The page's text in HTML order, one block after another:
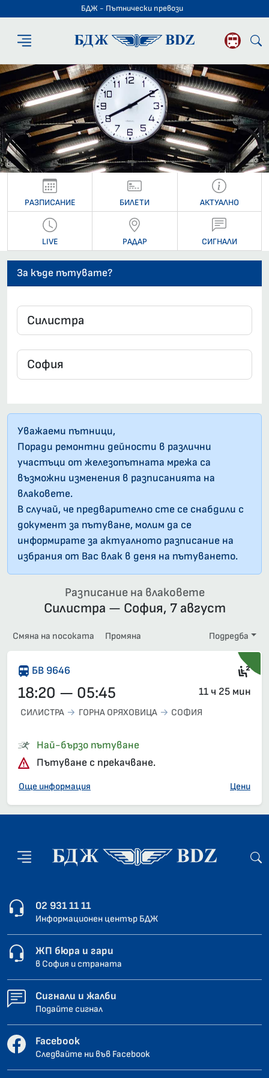
БДЖ - Пътнически превози
БДЖ -
РАЗПИСАНИЕ БИЛЕТИ АКТУАЛНО
LIVE РАДАР СИГНАЛИ
За къде пътувате?
Уважаеми пътници,
Поради ремонтни дейности в различни
участъци от железопътната мрежа са
възможни изменения в разписанията на
влаковете.
В случай, че предварително сте се снабдили с
документ за пътуване, молим да се
информирате за актуалното разписание на
избрания от Вас влак в деня на пътуването.
Разписание на влаковете
Силистра — София, 7 август
Смяна на посоката Промяна Подредба
БВ 9646
18:20 — 05:45 11 ч 25 мин
СИЛИСТРА ГОРНА ОРЯХОВИЦА СОФИЯ
Най-бързо пътуване
Пътуване с прекачване.
Още информация Цени
02 931 11 11
Информационен център БДЖ
ЖП бюра и гари
в София и страната
Сигнали и жалби
Подайте сигнал
Facebook
Следвайте ни във Facebook